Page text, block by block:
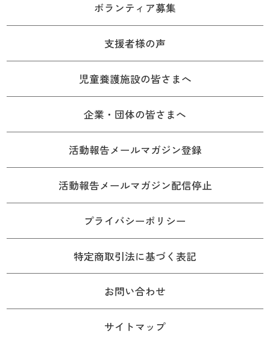
ボランティア募集
支援者様の声
児童養護施設の皆さまへ
企業・団体の皆さまへ
活動報告メールマガジン登録
活動報告メールマガジン配信停止
プライバシーポリシー
特定商取引法に基づく表記
お問い合わせ
サイトマップ